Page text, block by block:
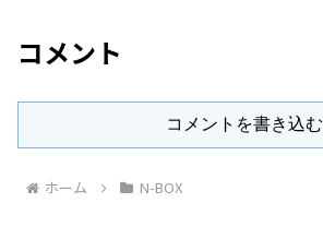
コメント
コメントを書き込む
ホーム N-BOX